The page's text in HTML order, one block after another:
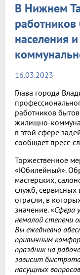
В Нижнем
населения
16.03.2023
Глава города
работников
жилищно-
в этой сфере
сообщает пресс-
Торжественное
«Юбилейный».
мастерских,
служб, сервисных
отрасли, в
значение. «Сфера
немалой степени
Вы ежедневно
привычным
праздник на
зависит
насущных вопросов